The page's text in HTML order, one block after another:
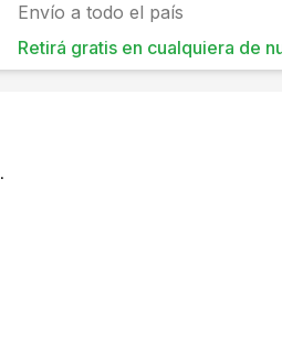
Envío a todo el país
Retirá gratis en cualquiera de
.